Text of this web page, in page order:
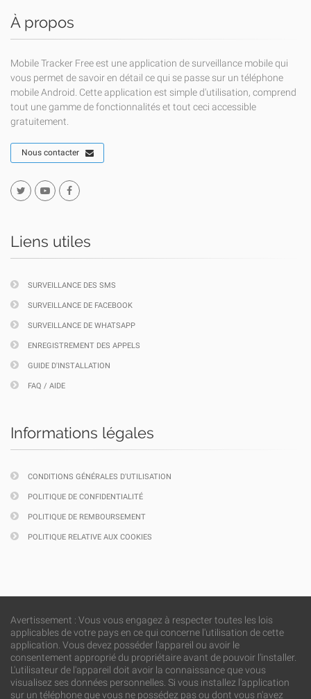
À propos
Mobile Tracker Free est une application de surveillance mobile qui
vous permet de savoir en détail ce qui se passe sur un téléphone
mobile Android. Cette application est simple d'utilisation, comprend
tout une gamme de fonctionnalités et tout ceci accessible
gratuitement.
Nous contacter
Liens utiles
SURVEILLANCE DES SMS
SURVEILLANCE DE FACEBOOK
SURVEILLANCE DE WHATSAPP
ENREGISTREMENT DES APPELS
GUIDE D'INSTALLATION
FAQ / AIDE
Informations légales
CONDITIONS GÉNÉRALES D'UTILISATION
POLITIQUE DE CONFIDENTIALITÉ
POLITIQUE DE REMBOURSEMENT
POLITIQUE RELATIVE AUX COOKIES
Avertissement : Vous vous engagez à respecter toutes les lois
applicables de votre pays en ce qui concerne l'utilisation de cette
application. Vous devez posséder l'appareil ou avoir le
consentement approprié du propriétaire avant de pouvoir l'installer.
L'utilisateur de l'appareil doit avoir la connaissance que vous
visualisez ses données personnelles. Si vous installez l'application
sur un téléphone que vous ne possédez pas ou dont vous n'avez